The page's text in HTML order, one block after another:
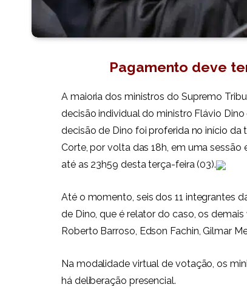
Pagamento deve
A maioria dos ministros do Supremo
decisão individual do ministro Flávio
decisão de Dino foiproferida no início da
Corte, por volta das 18h, em uma
até as 23h59 desta terça-feira (03).
Até o momento, seis dos 11 integrantes
de Dino, que é relator do caso, os
Roberto Barroso, Edson Fachin, Gilmar
Na modalidade virtual de votação, os
há deliberação presencial.